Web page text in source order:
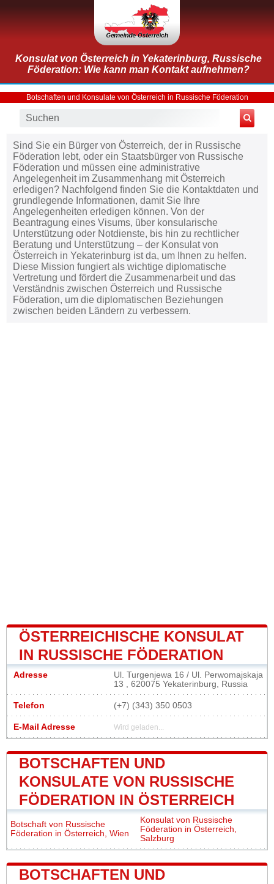
Konsulat von Österreich in Yekaterinburg, Russische
Föderation: Wie kann man Kontakt aufnehmen?
Botschaften und Konsulate von Österreich in Russische Föderation
Sind Sie ein Bürger von Österreich, der in Russische
Föderation lebt, oder ein Staatsbürger von Russische
Föderation und müssen eine administrative
Angelegenheit im Zusammenhang mit Österreich
erledigen? Nachfolgend finden Sie die Kontaktdaten und
grundlegende Informationen, damit Sie Ihre
Angelegenheiten erledigen können. Von der
Beantragung eines Visums, über konsularische
Unterstützung oder Notdienste, bis hin zu rechtlicher
Beratung und Unterstützung – der Konsulat von
Österreich in Yekaterinburg ist da, um Ihnen zu helfen.
Diese Mission fungiert als wichtige diplomatische
Vertretung und fördert die Zusammenarbeit und das
Verständnis zwischen Österreich und Russische
Föderation, um die diplomatischen Beziehungen
zwischen beiden Ländern zu verbessern.
ÖSTERREICHISCHE KONSULAT
IN RUSSISCHE FÖDERATION
Adresse
Ul. Turgenjewa 16 / Ul. Perwomajskaja
13 , 620075 Yekaterinburg, Russia
Telefon (+7) (343) 350 0503
E-Mail Adresse Wird geladen...
BOTSCHAFTEN UND
KONSULATE VON RUSSISCHE
FÖDERATION IN ÖSTERREICH
Botschaft von Russische
Föderation in Österreich, Wien
Konsulat von Russische
Föderation in Österreich,
Salzburg
BOTSCHAFTEN UND